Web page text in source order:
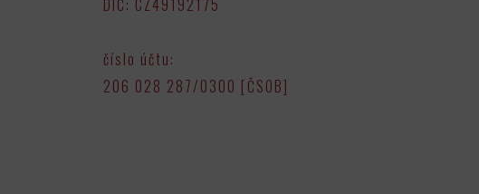
DIČ: CZ49192175
číslo účtu:
206 028 287/0300 [ČSOB]